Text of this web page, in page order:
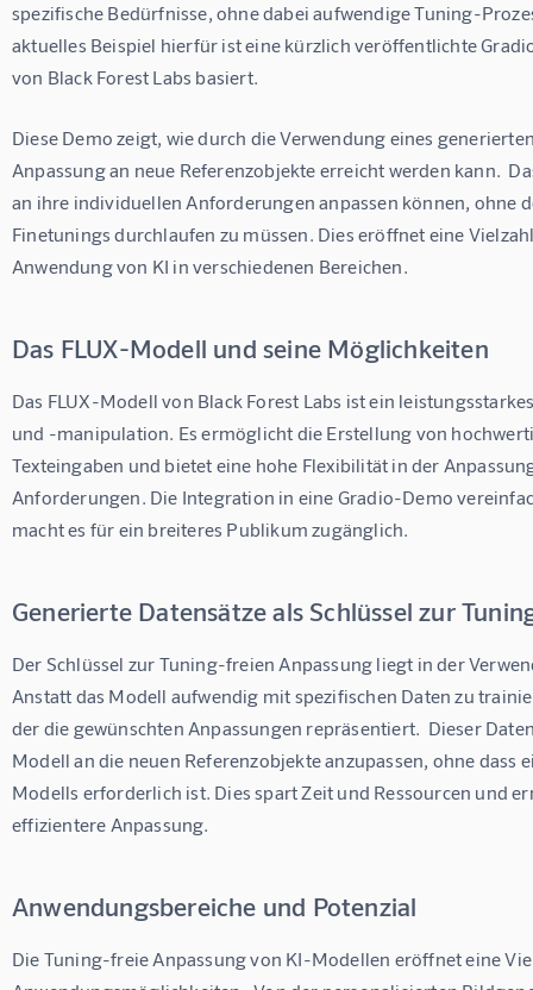
spezifische Bedürfnisse, ohne dabei aufwendige Tuning-
aktuelles Beispiel hierfür ist eine kürzlich veröffentlichte
von Black Forest Labs basiert.
Diese Demo zeigt, wie durch die Verwendung eines
Anpassung an neue Referenzobjekte erreicht werden kann.
an ihre individuellen Anforderungen anpassen können, ohne
Finetunings durchlaufen zu müssen. Dies eröffnet eine
Anwendung von KI in verschiedenen Bereichen.
Das FLUX-Modell und seine Möglichkeiten
Das FLUX-Modell von Black Forest Labs ist ein
und -manipulation. Es ermöglicht die Erstellung von
Texteingaben und bietet eine hohe Flexibilität in der
Anforderungen. Die Integration in eine Gradio-Demo
macht es für ein breiteres Publikum zugänglich.
Generierte Datensätze als Schlüssel zur
Der Schlüssel zur Tuning-freien Anpassung liegt in der
Anstatt das Modell aufwendig mit spezifischen Daten zu
der die gewünschten Anpassungen repräsentiert.  Dieser
Modell an die neuen Referenzobjekte anzupassen, ohne dass
Modells erforderlich ist. Dies spart Zeit und Ressourcen und
effizientere Anpassung.
Anwendungsbereiche und Potenzial
Die Tuning-freie Anpassung von KI-Modellen eröffnet eine